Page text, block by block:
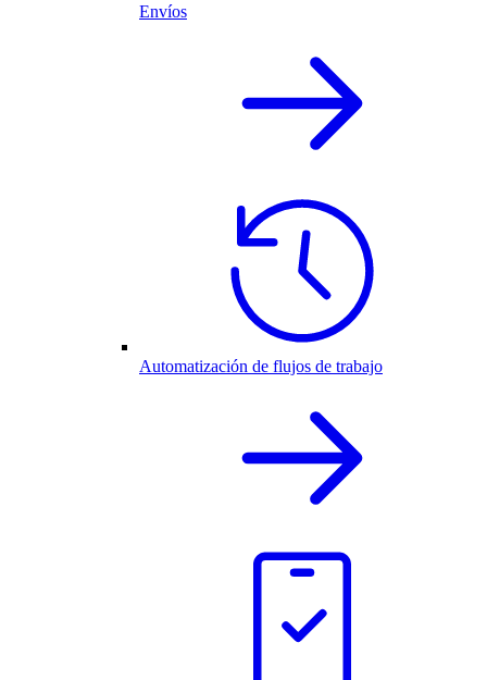
Envíos
Automatización de flujos de trabajo